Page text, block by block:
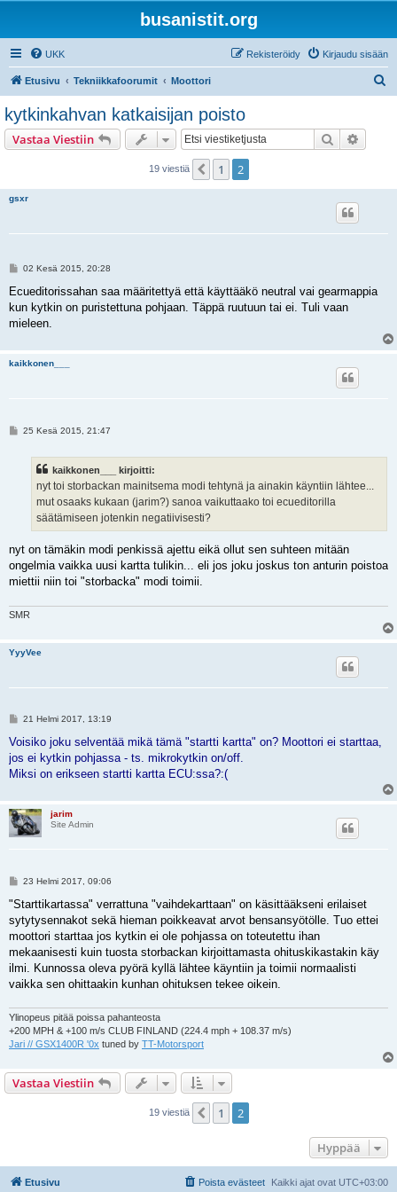
busanistit.org
UKK Kirjaudu sisään
Rekisteröidy
Etusivu Tekniikkafoorumit Moottori
kytkinkahvan katkaisijan poisto
Vastaa Viestiin Etsi
19 viestiä Edellinen
1 2
gsxr
V
e
t
i
02 Kesä 2015, 20:28
Ecueditorissahan saa määritettyä että käyttääkö neutral vai gearmappia
kun kytkin on puristettuna pohjaan. Täppä ruutuun tai ei. Tuli vaan
mieleen.
kaikkonen___
V25 Kesä 2015, 21:47
kaikkonen___ kirjoitti:
nyt toi storbackan mainitsema modi tehtynä ja ainakin käyntiin lähtee...
mut osaaks kukaan (jarim?) sanoa vaikuttaako toi ecueditorilla
säätämiseen jotenkin negatiivisesti?
nyt on tämäkin modi penkissä ajettu eikä ollut sen suhteen mitään
ongelmia vaikka uusi kartta tulikin... eli jos joku joskus ton anturin poistoa
miettii niin toi "storbacka" modi toimii.
SMR
YyyVee
V
e
t
i
21 Helmi 2017, 13:19
Voisiko joku selventää mikä tämä "startti kartta" on? Moottori ei starttaa,
jos ei kytkin pohjassa - ts. mikrokytkin on/off.
Miksi on erikseen startti kartta ECU:ssa?:(
jarim
Site Admin
V
e
t
i
23 Helmi 2017, 09:06
"Starttikartassa" verrattuna "vaihdekarttaan" on käsittääkseni erilaiset
sytytysennakot sekä hieman poikkeavat arvot bensansyötölle. Tuo ettei
moottori starttaa jos kytkin ei ole pohjassa on toteutettu ihan
mekaanisesti kuin tuosta storbackan kirjoittamasta ohituskikastakin käy
ilmi. Kunnossa oleva pyörä kyllä lähtee käyntiin ja toimii normaalisti
vaikka sen ohittaakin kunhan ohituksen tekee oikein.
Ylinopeus pitää poissa pahanteosta
+200 MPH & +100 m/s CLUB FINLAND (224.4 mph + 108.37 m/s)
Jari // GSX1400R '0x tuned by TT-Motorsport
Vastaa Viestiin
19 viestiä Edellinen
1 2
Hyppää
Etusivu Kaikki ajat ovat UTC+03:00
Poista evästeet